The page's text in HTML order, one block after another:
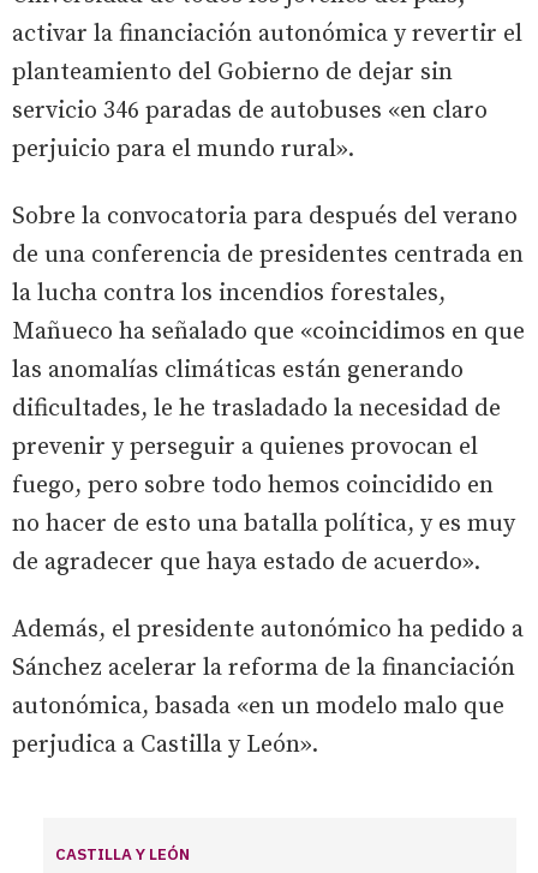
activar la financiación autonómica y revertir el
planteamiento del Gobierno de dejar sin
servicio 346 paradas de autobuses «en claro
perjuicio para el mundo rural».
Sobre la convocatoria para después del verano
de una conferencia de presidentes centrada en
la lucha contra los incendios forestales,
Mañueco ha señalado que «coincidimos en que
las anomalías climáticas están generando
dificultades, le he trasladado la necesidad de
prevenir y perseguir a quienes provocan el
fuego, pero sobre todo hemos coincidido en
no hacer de esto una batalla política, y es muy
de agradecer que haya estado de acuerdo».
Además, el presidente autonómico ha pedido a
Sánchez acelerar la reforma de la financiación
autonómica, basada «en un modelo malo que
perjudica a Castilla y León».
CASTILLA Y LEÓN